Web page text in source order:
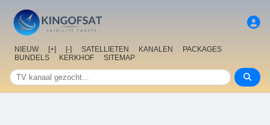
NIEUW [+] [-] SATELLIETEN KANALEN
PACKAGES
BUNDELS
KERKHOF SITEMAP